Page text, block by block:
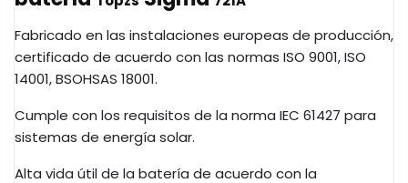
Fabricado en las instalaciones europeas de producción,
certificado de acuerdo con las normas ISO 9001, ISO
14001,BSOHSAS 18001.
Cumple con los requisitos de la norma IEC 61427 para
sistemas de energía solar.
Alta vida útil de la batería de acuerdo con la